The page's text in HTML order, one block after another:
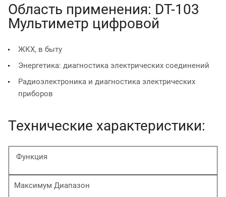
Область применения: DT-103
Мультиметр цифровой
ЖКХ, в быту
Энергетика: диагностика электрических соединений
Радиоэлектроника и диагностика электрических
приборов
Технические характеристики:
Функция
Максимум Диапазон